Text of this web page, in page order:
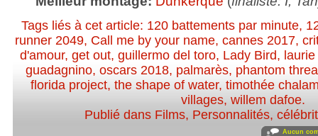
Tags liés à cet article: 120 battements par minute,
runner 2049, Call me by your name,cannes 2017,
d'amour, get out, guillermo del toro, Lady Bird,
guadagnino, oscars 2018, palmarès, phantom
florida project, the shape of water, timothée
villages,willem dafoe.
Publié dans Films, Personnalités,
Aucun